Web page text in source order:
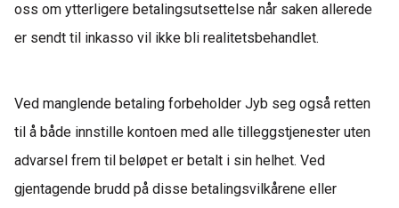
oss om ytterligere betalingsutsettelse når saken allerede
er sendt til inkasso vil ikke bli realitetsbehandlet.
Ved manglende betaling forbeholder Jyb seg også retten
til å både innstille kontoen med alle tilleggstjenester uten
advarsel frem til beløpet er betalt i sin helhet. Ved
gjentagende brudd på disse betalingsvilkårene eller